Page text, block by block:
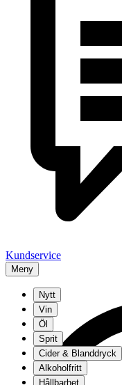
Kundservice
Meny
Nytt
Vin
Öl
Sprit
Cider & Blanddryck
Alkoholfritt
Hållbarhet